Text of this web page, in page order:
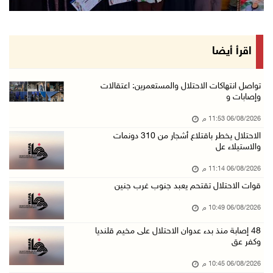
ورشة توصي بخطة عاجلة لاستعادة التعليم الوجاهي ...
الرئيس يستقبل مجلس بلدية رام الله ويشدد على د ...
جماهير شعبنا تشيع جثمان الشهيد علاء صبيح في ت ...
الاحتلال يوسع حملات الدهم والاعتقال في قلنديا ...
06/آب/2026 08:06 م
الرئيس المصري وملك البحرين يشددان على ضرورة ت ...
رابطة العالم الإسلامي تدين تواصل انتهاكات الا ...
اقرأ أيضا
تواصل انتهاكات الاحتلال والمستعمرين: اعتقالات
وإصابات و
06/08/2026 11:53 م
الاحتلال يخطر باقتلاع أشجار من 310 دونمات
والاستيلاء عل
06/08/2026 11:14 م
قوات الاحتلال تقتحم يعبد جنوب غرب جنين
06/08/2026 10:49 م
48 إصابة منذ بدء عدوان الاحتلال على مخيم قلنديا
وكفر عق
06/08/2026 10:45 م